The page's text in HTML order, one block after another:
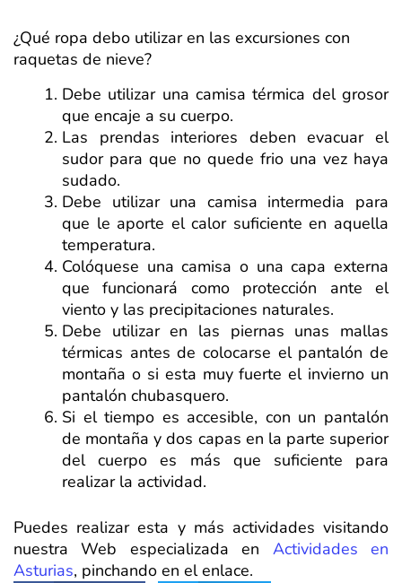
¿Qué ropa debo utilizar en las excursiones con
raquetas de nieve?
Debe utilizar una camisa térmica del grosor
que encaje a su cuerpo.
Las prendas interiores deben evacuar el
sudor para que no quede frio una vez haya
sudado.
Debe utilizar una camisa intermedia para
que le aporte el calor suficiente en aquella
temperatura.
Colóquese una camisa o una capa externa
que funcionará como protección ante el
viento y las precipitaciones naturales.
Debe utilizar en las piernas unas mallas
térmicas antes de colocarse el pantalón de
montaña o si esta muy fuerte el invierno un
pantalón chubasquero.
Si el tiempo es accesible, con un pantalón
de montaña y dos capas en la parte superior
del cuerpo es más que suficiente para
realizar la actividad.
Puedes realizar esta y más actividades visitando
nuestra Web especializada en Actividades en
Asturias, pinchando en el enlace.